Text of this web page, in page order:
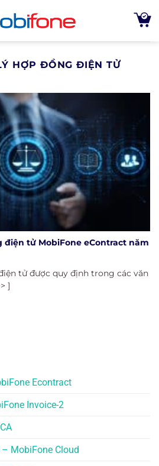
HỢP ĐỒNG ĐIỆN TỬ
điện tử MobiFone eContract năm
tử được quy định trong các văn
]
Econtract
Invoice-2
MobiFone Cloud